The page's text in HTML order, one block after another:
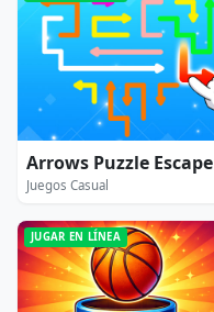
Arrows Puzzle Escape
Juegos Casual
JUGAR EN LÍNEA